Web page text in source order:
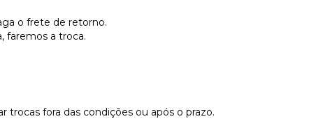
o frete de retorno.
faremos a troca.
trocas fora das condições ou após o prazo.